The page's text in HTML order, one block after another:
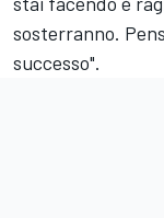
sosterranno.
successo".